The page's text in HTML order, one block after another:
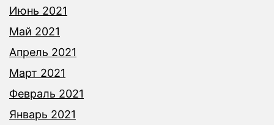
Июнь 2021
Май 2021
Апрель 2021
Март 2021
Февраль 2021
Январь 2021